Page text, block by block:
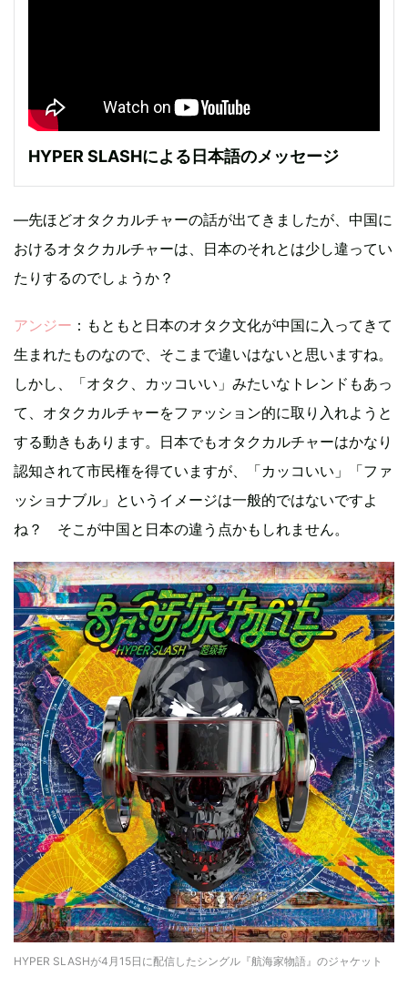
HYPER SLASHによる日本語のメッセージ
―先ほどオタクカルチャーの話が出てきましたが、中国に
おけるオタクカルチャーは、日本のそれとは少し違ってい
たりするのでしょうか？
アンジー ：もともと日本のオタク文化が中国に入ってきて
生まれたものなので、そこまで違いはないと思いますね。
しかし、「オタク、カッコいい」みたいなトレンドもあっ
て、オタクカルチャーをファッション的に取り入れようと
する動きもあります。日本でもオタクカルチャーはかなり
認知されて市民権を得ていますが、「カッコいい」「ファ
ッショナブル」というイメージは一般的ではないですよ
ね？ そこが中国と日本の違う点かもしれません。
HYPER SLASHが4月15日に配信したシングル『航海家物語』のジャケット